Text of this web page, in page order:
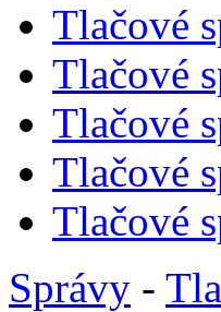
Tlačové
Tlačové
Tlačové
Tlačové
Tlačové
Správy -